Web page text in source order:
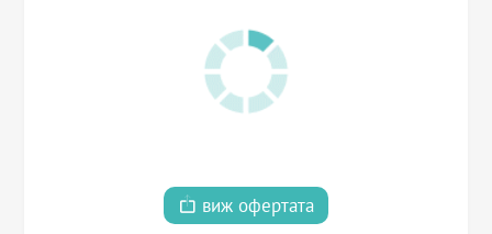
виж офертата